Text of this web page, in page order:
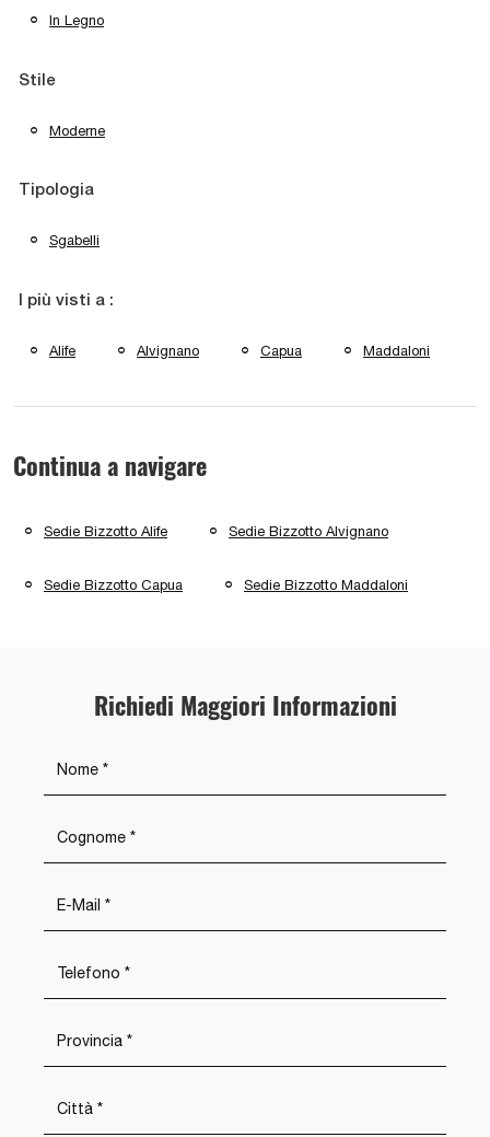
In Legno
Stile
Moderne
Tipologia
Sgabelli
I più visti a :
Alife Alvignano Capua Maddaloni
Continua a navigare
Sedie Bizzotto Alife Sedie Bizzotto Alvignano
Sedie Bizzotto Capua Sedie Bizzotto Maddaloni
Richiedi Maggiori Informazioni